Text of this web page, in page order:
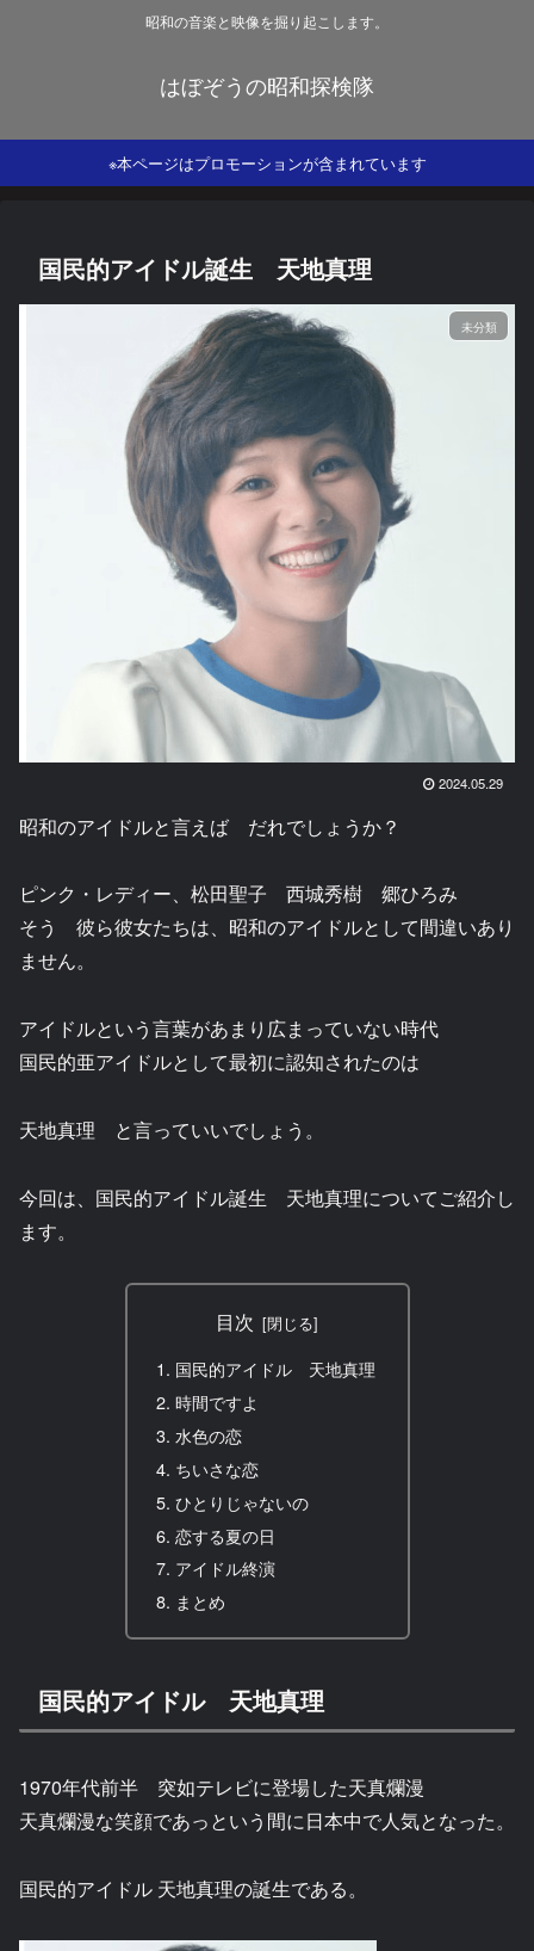
昭和の音楽と映像を掘り起こします。
はぼぞうの昭和探検隊
※本ページはプロモーションが含まれています
国民的アイドル誕生 天地真理
未分類
2024.05.29
昭和のアイドルと言えば だれでしょうか？
ピンク・レディー、松田聖子 西城秀樹 郷ひろみ
そう 彼ら彼女たちは、昭和のアイドルとして間違いあり
ません。
アイドルという言葉があまり広まっていない時代
国民的亜アイドルとして最初に認知されたのは
天地真理 と言っていいでしょう。
今回は、国民的アイドル誕生 天地真理についてご紹介し
ます。
目次
国民的アイドル 天地真理
時間ですよ
水色の恋
ちいさな恋
ひとりじゃないの
恋する夏の日
アイドル終演
まとめ
国民的アイドル 天地真理
1970年代前半 突如テレビに登場した天真爛漫
天真爛漫な笑顔であっという間に日本中で人気となった。
国民的アイドル 天地真理の誕生である。